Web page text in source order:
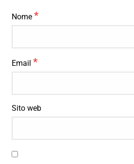
Nome *
Email *
Sito web